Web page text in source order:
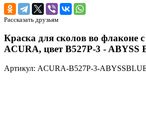
Рассказать друзьям
Краска для сколов во флаконе
ACURA, цвет B527P-3 - ABYSS
Артикул: ACURA-B527P-3-